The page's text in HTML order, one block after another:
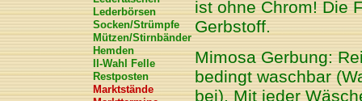
Lederbörsen
Socken/Strümpfe
Mützen/Stirnbänder
Hemden
II-Wahl Felle
Restposten
Marktstände
ist ohne Chrom! Die
Gerbstoff.
Mimosa Gerbung:
bedingt waschbar
bei). Mit jeder